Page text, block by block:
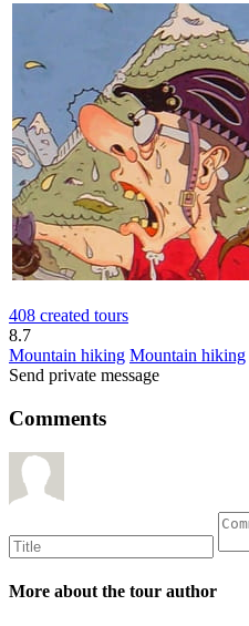
408 created tours
8.7
Mountain hiking Mountain hiking
Send private message
Comments
More about the tour author